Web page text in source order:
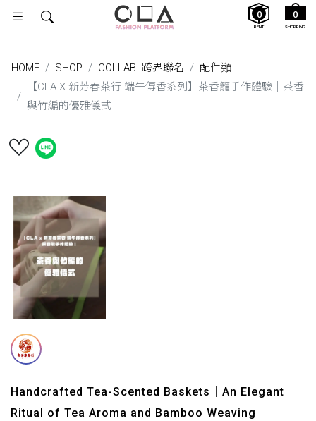
SHOPPING
0
RENT
0
HOME SHOP COLLAB. 跨界聯名
配件類
【CLA X 新芳春茶行 端午傳香系列】茶香籠手作體驗｜茶香
與竹編的優雅儀式
Handcrafted Tea-Scented Baskets｜An Elegant
Ritual of Tea Aroma and Bamboo Weaving